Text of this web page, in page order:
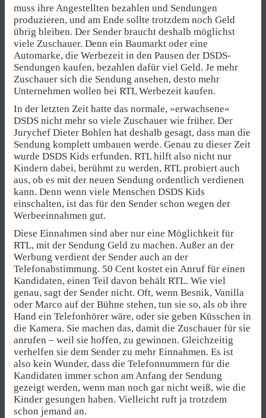
muss ihre Angestellten bezahlen und Sendungen
produzieren, und am Ende sollte trotzdem noch Geld
übrig bleiben. Der Sender braucht deshalb möglichst
viele Zuschauer. Denn ein Baumarkt oder eine
Automarke, die Werbezeit in den Pausen der DSDS-
Sendungen kaufen, bezahlen dafür viel Geld. Je mehr
Zuschauer sich die Sendung ansehen, desto mehr
Unternehmen wollen bei RTL Werbezeit kaufen.
In der letzten Zeit hatte das normale, »erwachsene«
DSDS nicht mehr so viele Zuschauer wie früher. Der
Jurychef Dieter Bohlen hat deshalb gesagt, dass man die
Sendung komplett umbauen werde. Genau zu dieser Zeit
wurde DSDS Kids erfunden. RTL hilft also nicht nur
Kindern dabei, berühmt zu werden, RTL probiert auch
aus, ob es mit der neuen Sendung ordentlich verdienen
kann. Denn wenn viele Menschen DSDS Kids
einschalten, ist das für den Sender schon wegen der
Werbeeinnahmen gut.
Diese Einnahmen sind aber nur eine Möglichkeit für
RTL, mit der Sendung Geld zu machen. Außer an der
Werbung verdient der Sender auch an der
Telefonabstimmung. 50 Cent kostet ein Anruf für einen
Kandidaten, einen Teil davon behält RTL. Wie viel
genau, sagt der Sender nicht. Oft, wenn Besnik, Vanilla
oder Marco auf der Bühne stehen, tun sie so, als ob ihre
Hand ein Telefonhörer wäre, oder sie geben Küsschen in
die Kamera. Sie machen das, damit die Zuschauer für sie
anrufen – weil sie hoffen, zu gewinnen. Gleichzeitig
verhelfen sie dem Sender zu mehr Einnahmen. Es ist
also kein Wunder, dass die Telefonnummern für die
Kandidaten immer schon am Anfang der Sendung
gezeigt werden, wenn man noch gar nicht weiß, wie die
Kinder gesungen haben. Vielleicht ruft ja trotzdem
schon jemand an.